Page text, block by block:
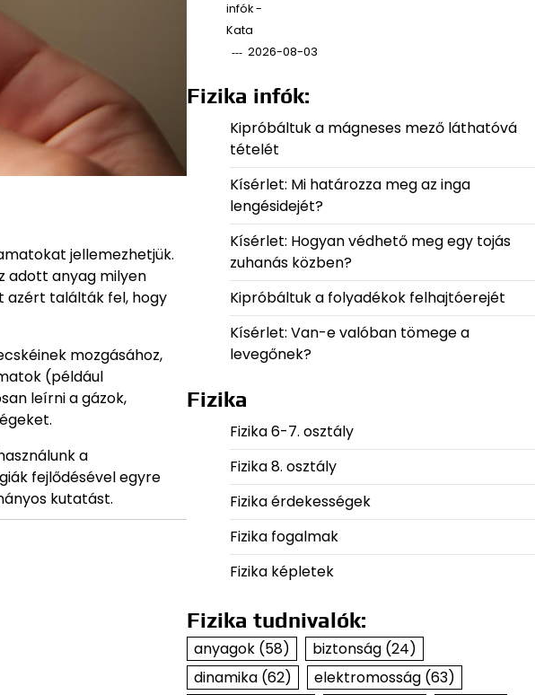
jellemezhetjük.
adott anyag milyen
azért találták fel, hogy
mozgásához,
(például
leírni a gázok,
a
fejlődésével egyre
kutatást.
infók -
Kata
2026-08-03
Fizika infók:
Kipróbáltuk a mágneses mező láthatóvá
tételét
Kísérlet: Mi határozza meg az inga
lengésidejét?
Kísérlet: Hogyan védhető meg egy tojás
zuhanás közben?
Kipróbáltuk a folyadékok felhajtóerejét
Kísérlet: Van-e valóban tömege a
levegőnek?
Fizika
Fizika 6-7. osztály
Fizika 8. osztály
Fizika érdekességek
Fizika fogalmak
Fizika képletek
Fizika tudnivalók:
anyagok(58) biztonság(24)
dinamika(62) elektromosság(63)